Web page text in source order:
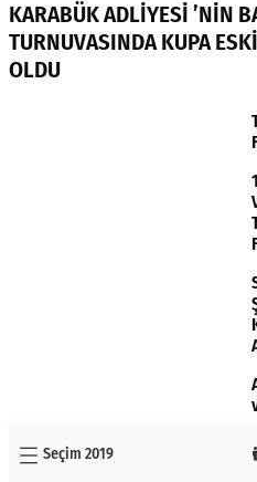
KARABÜK ADLİYESİ ’NİN
TURNUVASINDA KUPA
OLDU
Seçim 2019